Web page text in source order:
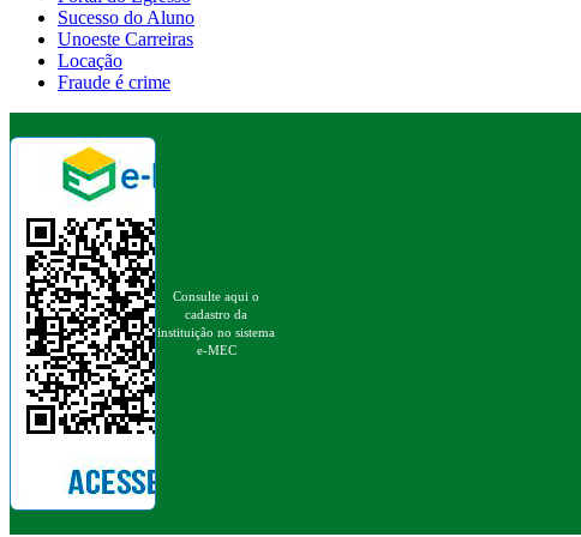
Sucesso do Aluno
Unoeste Carreiras
Locação
Fraude é crime
Consulte aqui o
cadastro da
instituição no sistema
e-MEC